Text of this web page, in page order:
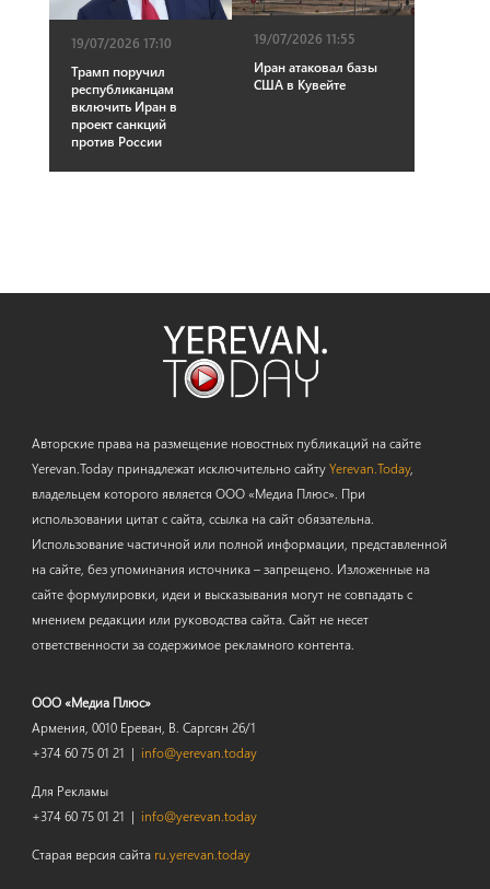
19/07/2026 17:10
Трамп поручил
республиканцам
включить Иран в
проект санкций
против России
19/07/2026 11:55
Иран атаковал базы
США в Кувейте
Авторские права на размещение новостных публикаций на сайте
Yerevan.Today принадлежат исключительно сайтуYerevan.Today,
владельцем которого является ООО «Медиа Плюс». При
использовании цитат с сайта, ссылка на сайт обязательна.
Использование частичной или полной информации, представленной
на сайте, без упоминания источника – запрещено. Изложенные на
сайте формулировки, идеи и высказывания могут не совпадать с
мнением редакции или руководства сайта. Сайт не несет
ответственности за содержимое рекламного контента.
ООО «Медиа Плюс»
Армения, 0010 Ереван, В. Саргсян 26/1
+374 60 75 01 21 | info@yerevan.today
Для Рекламы
+374 60 75 01 21 | info@yerevan.today
Старая версия сайта ru.yerevan.today